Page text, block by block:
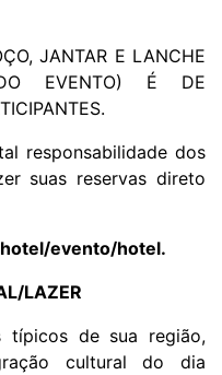
JANTAR E LANCHE
EVENTO) É DE
responsabilidade dos
suas reservas direto
evento/hotel.
LAZER
típicos de sua região,
cultural do dia